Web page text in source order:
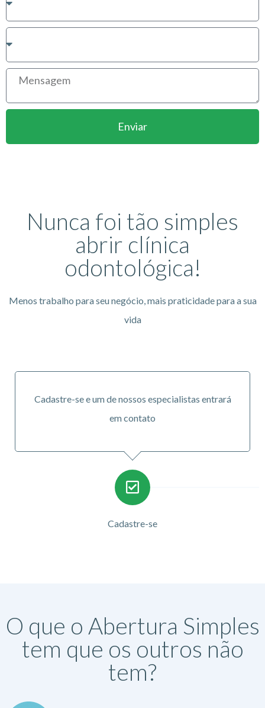
Enviar
Nunca foi tão simples
abrir clínica
odontológica!
Menos trabalho para seu negócio, mais praticidade para a sua
vida
Cadastre-se e um de nossos especialistas entrará
em contato
Cadastre-se
O que o Abertura Simples
tem que os outros não
tem?